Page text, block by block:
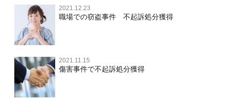
自転車事故
銃刀法違反
刑事事件で被疑者を不起訴処分にするには
事件を秘密にするためにとるべき行動とは
自首・出頭の不安や悩みを解消するためには
逮捕・監禁
略取・誘拐・人身売買
器物損壊
業務妨害
公務執行妨害
監護者わいせつ
不同意性交等・監護者性交等
淫行・援助交際
公然わいせつ罪，わいせつ物頒布罪，淫行勧誘罪
児童ポルノ，リベンジポルノ
風営法・風適法違反
詐欺罪
恐喝罪
横領・背任
盗品売買・譲り受け等
知的財産と刑事事件
覚せい剤
大麻
麻薬及び向精神薬
危険ドラッグ
交通違反・交通事故 TOP
人身事故・死亡事故
ひき逃げ・当て逃げ
無免許運転
飲酒運転
その他
その他 TOP
商標法違反
放火・失火
国選弁護士と私選弁護士の違い
裁判員裁判
司法取引・刑事免責
取調べの注意点
少年事件の手続と特色
2021.12.23
職場での窃盗事件 不起訴処分獲得
2021.11.15
傷害事件で不起訴処分獲得